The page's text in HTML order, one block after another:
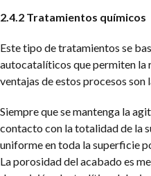
2.4.2 Tratamientos químicos
Este tipo de tratamientos se
autocatalíticos que permiten la
ventajas de estos procesos son
Siempre que se mantenga la
contacto con la totalidad de la
uniforme en toda la superficie
La porosidad del acabado es